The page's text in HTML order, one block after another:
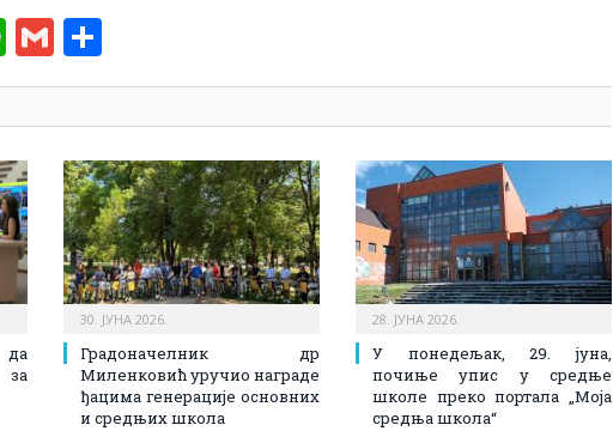
WhatsApp
Gmail
30. ЈУНА 2026.
Градоначелник др
Миленковић уручио награде
ђацима генерације основних
и средњих школа
28. ЈУНА 2026.
У понедељак, 29. јуна,
почиње упис у средње
школе преко портала „Моја
средња школа“